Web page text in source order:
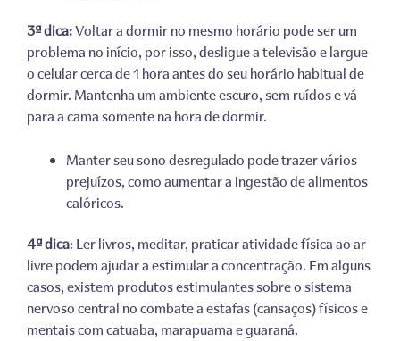
3ª dica:Voltar a dormir no mesmo horário pode ser um
problema no início, por isso, desligue a televisão e largue
o celular cerca de 1 hora antes do seu horário habitual de
dormir. Mantenha um ambiente escuro, sem ruídos e vá
para a cama somente na hora de dormir.
Manter seu sono desregulado pode trazer vários
prejuízos, como aumentar a ingestão de alimentos
calóricos.
4ª dica: Ler livros, meditar, praticar atividade física ao ar
livre podem ajudar a estimular a concentração. Em alguns
casos, existem produtos estimulantes sobre o sistema
nervoso central no combate a estafas (cansaços) físicos e
mentais com catuaba, marapuama e guaraná.